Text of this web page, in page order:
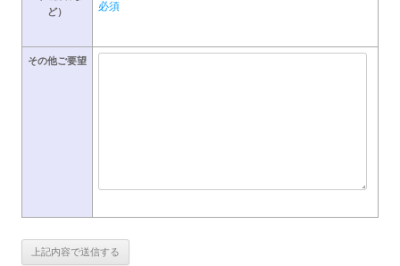
ど）
必須
その他ご要望